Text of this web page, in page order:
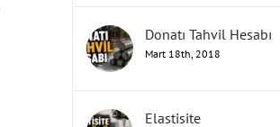
Donatı Tahvil Hesabı